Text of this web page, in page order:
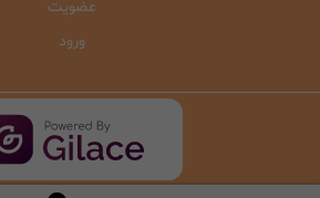
عضویت
ورود